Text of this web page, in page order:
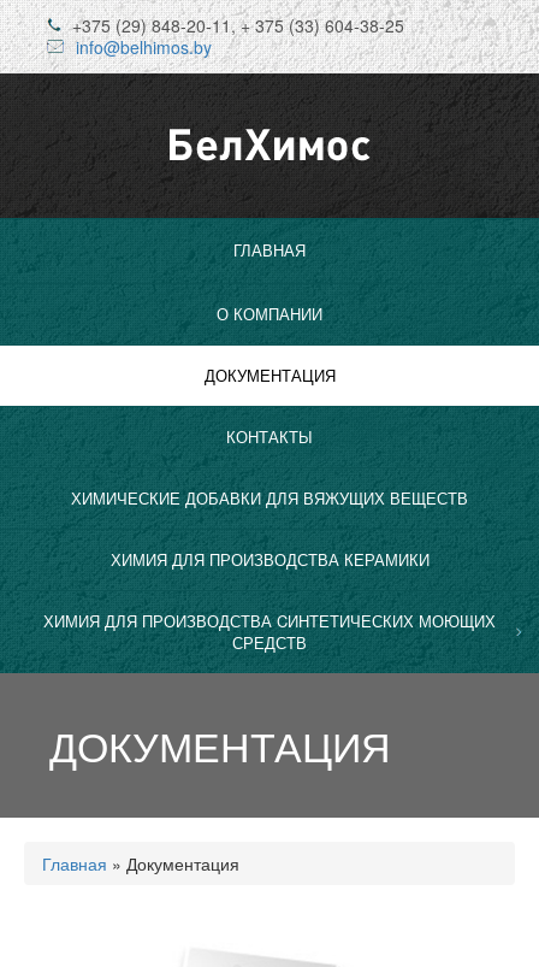
Перейти к основному содержанию
+375 (29) 848-20-11, + 375 (33) 604-38-25
info@belhimos.by
ГЛАВНАЯ
О КОМПАНИИ
ДОКУМЕНТАЦИЯ
КОНТАКТЫ
ХИМИЧЕСКИЕ ДОБАВКИ ДЛЯ ВЯЖУЩИХ ВЕЩЕСТВ
ХИМИЯ ДЛЯ ПРОИЗВОДСТВА КЕРАМИКИ
ХИМИЯ ДЛЯ ПРОИЗВОДСТВА CИНТЕТИЧЕСКИХ МОЮЩИХ
СРЕДСТВ
ДОКУМЕНТАЦИЯ
Вы здесь
Главная » Документация